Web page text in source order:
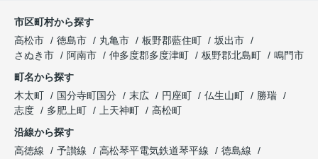
市区町村から探す
高松市
徳島市 丸亀市 板野郡藍住町
坂出市
さぬき市
阿南市 仲多度郡多度津町 板野郡北島町
鳴門市
町名から探す
木太町
国分寺町国分 末広 円座町 仏生山町
勝瑞
志度
多肥上町 上天神町
高松町
沿線から探す
高徳線
予讃線 高松琴平電気鉄道琴平線
徳島線